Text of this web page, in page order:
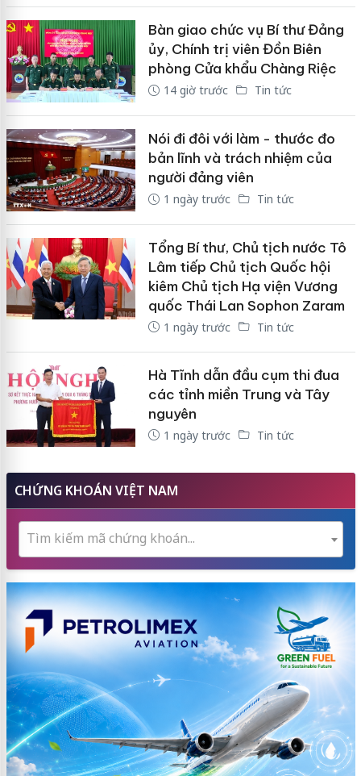
Bàn giao chức vụ Bí thư Đảng
ủy, Chính trị viên Đồn Biên
phòng Cửa khẩu Chàng Riệc
14 giờ trước Tin tức
Nói đi đôi với làm - thước đo
bản lĩnh và trách nhiệm của
người đảng viên
1 ngày trước Tin tức
Tổng Bí thư, Chủ tịch nước Tô
Lâm tiếp Chủ tịch Quốc hội
kiêm Chủ tịch Hạ viện Vương
quốc Thái Lan Sophon Zaram
1 ngày trước Tin tức
Hà Tĩnh dẫn đầu cụm thi đua
các tỉnh miền Trung và Tây
nguyên
1 ngày trước Tin tức
CHỨNG KHOÁN VIỆT NAM
Tìm kiếm mã chứng khoán...